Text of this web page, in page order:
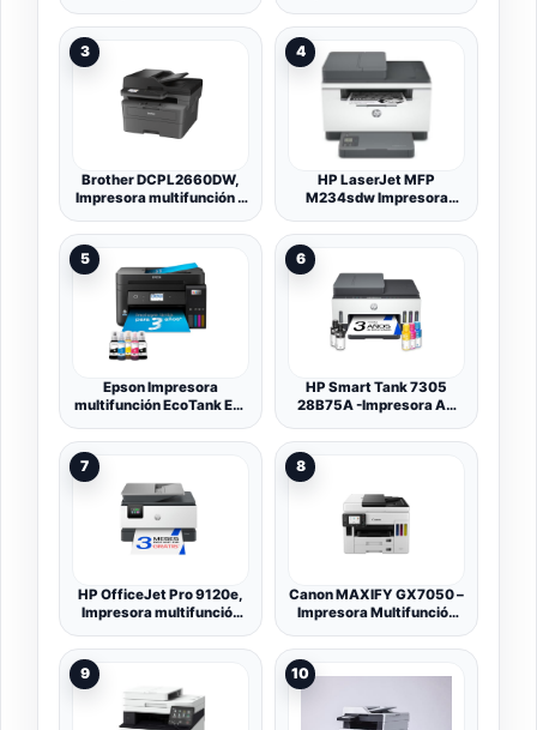
Eficiente Fácil de
Configurar y Conectar
con Una Impresión Rápida
y Sin Errores
con fax, impresión
automática a Doble Cara y
ADF de 50 Hojas
3
Brother DCPL2660DW,
Impresora multifunción 3
WiFi con impresión
automática a Doble Cara
4
HP LaserJet MFP
M234sdw Impresora
reembolso de 30 €,
Impresora, escáner,
copiadora, alimentador de
Documentos, WiFi, LAN,
dúplex, Airprint, Gris y
Blanco
5
Epson Impresora
multifunción EcoTank ET-
Tinta, conexión Wi-Fi y
hasta 3 años de Tinta
6
HP Smart Tank 7305
28B75A -Impresora A4
de Tinta Recargable,
Escaner, Copiadora, Wi-
Fi, Smart App, Blanca y
Gris Oscuro
7
HP OfficeJet Pro 9120e,
Impresora multifunción
de Tinta A4 a Color,
Copia, escáner, fax, Wi-
Fi, impresión a Doble Cara
automática, 22 ppm, 3
Meses Instant Ink, Gris
8
Canon MAXIFY GX7050 –
Impresora Multifunción
Copiadora, Escáner, Fax
A4 | Casa y Oficina | Wi-
9 10